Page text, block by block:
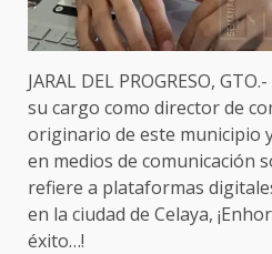
JARAL DEL PROGRESO,
su cargo como director de
originario de este municipio
en medios de comunicación
refiere a plataformas
en la ciudad de Celaya,
éxito…!